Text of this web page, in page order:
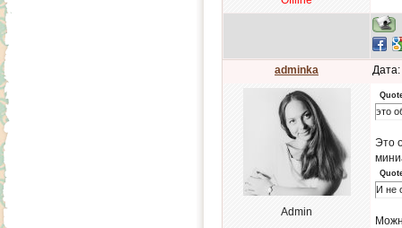
adminka
Admin
это
Это
И не